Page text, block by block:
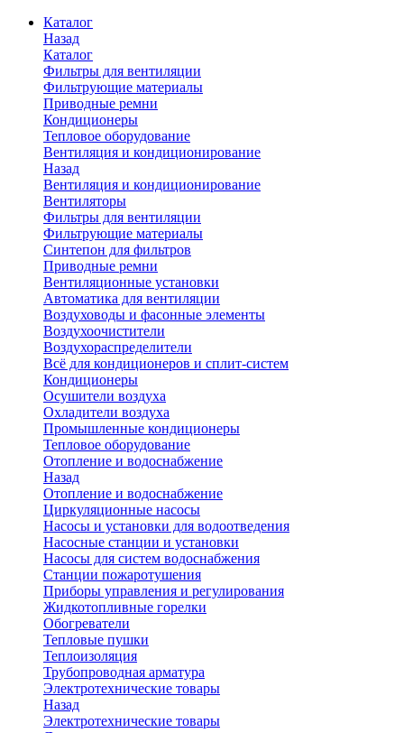
Каталог
Назад
Каталог
Фильтры для вентиляции
Фильтрующие материалы
Приводные ремни
Кондиционеры
Тепловое оборудование
Вентиляция и кондиционирование
Назад
Вентиляция и кондиционирование
Вентиляторы
Фильтры для вентиляции
Фильтрующие материалы
Синтепон для фильтров
Приводные ремни
Вентиляционные установки
Автоматика для вентиляции
Воздуховоды и фасонные элементы
Воздухоочистители
Воздухораспределители
Всё для кондиционеров и сплит-систем
Кондиционеры
Осушители воздуха
Охладители воздуха
Промышленные кондиционеры
Тепловое оборудование
Отопление и водоснабжение
Назад
Отопление и водоснабжение
Циркуляционные насосы
Насосы и установки для водоотведения
Насосные станции и установки
Насосы для систем водоснабжения
Станции пожаротушения
Приборы управления и регулирования
Жидкотопливные горелки
Обогреватели
Тепловые пушки
Теплоизоляция
Трубопроводная арматура
Электротехнические товары
Назад
Электротехнические товары